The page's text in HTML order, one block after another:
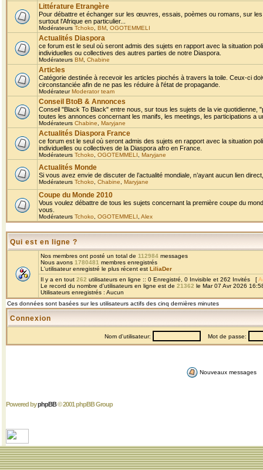
Littérature Etrangère
Pour débattre et échanger sur les œuvres, essais, poèmes ou romans, sur
surtout l'Afrique en particulier...
Modérateurs Tchoko BM OGOTEMMELI
Actualités Diaspora
ce forum est le seul où seront admis des sujets en rapport avec la situation
individuelles ou collectives des autres parties de notre Diaspora.
Modérateurs BM Chabine
Articles
Catégorie destinée à recevoir les articles piochés à travers la toile. Ceux-ci
circonstanciée afin de ne pas les réduire à l'état de propagande.
ModérateurModerator team
Conseil BtoB & Annonces
Conseil "Black To Black" entre nous, sur tous les sujets de la vie
toutes les annonces concernant les manifs, les meetings, les participations a
Modérateurs Chabine Maryjane
Actualités Diaspora France
ce forum est le seul où seront admis des sujets en rapport avec la situation
individuelles ou collectives de la Diaspora afro en France.
Modérateurs Tchoko OGOTEMMELI Maryjane
Actualités Monde
Si vous avez envie de discuter de l’actualité mondiale, n’ayant aucun lien
Modérateurs Tchoko Chabine Maryjane
Coupe du Monde 2010
Vous voulez débattre de tous les sujets concernant la première coupe du
vous.
Modérateurs Tchoko OGOTEMMELI Alex
Qui est en ligne ?
Nos membres ont posté un total de 112984 messages
Nous avons 1780481 membres enregistrés
L'utilisateur enregistré le plus récent est LiliaDer
Il y a en tout 262 utilisateurs en ligne :: 0 Enregistré, 0 Invisible et 262 Invités [
Le record du nombre d'utilisateurs en ligne est de 21362 le Mar 07 Avr 2026
Utilisateurs enregistrés : Aucun
Ces données sont basées sur les utilisateurs actifs des cinq dernières minutes
Connexion
Nom d'utilisateur: Mot de passe:
Nouveaux messages
Powered byphpBB© 2001 phpBB Group